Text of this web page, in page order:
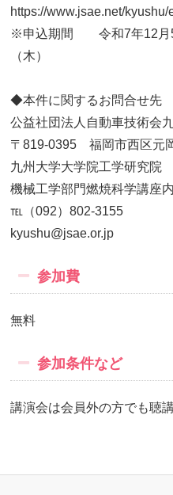
https://www.jsae.net/
※申込期間 令和7年12月5
（木）
◆本件に関するお問合せ先
公益社団法人自動車技術会
〒819-0395 福岡市西区元
九州大学大学院工学研究院
機械工学部門燃焼科学講座内
℡（092）802-3155
kyushu@jsae.or.jp
参加費
無料
参加条件など
講演会は会員外の方でも聴